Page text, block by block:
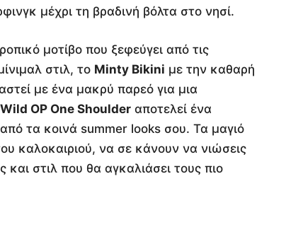
μέχρι τη βραδινή βόλτα στο νησί.
μοτίβο που ξεφεύγει από τις
στιλ, το Minty Bikini με την καθαρή
με ένα μακρύ παρεό για μια
OP One Shoulder αποτελεί ένα
τα κοινά summer looks σου. Τα μαγιό
καλοκαιριού, να σε κάνουν να νιώσεις
στιλ που θα αγκαλιάσει τους πιο